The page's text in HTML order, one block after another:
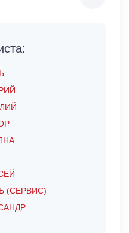
(СЕРВИС)